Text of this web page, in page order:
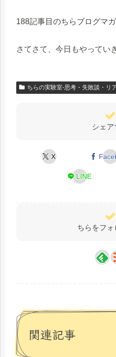
188記事目のちらブログマ
さてさて、今日もやってい
ちらの実験室-思考・失敗談・リ
シェア
X
LINE
ちらをフォ
関連記事